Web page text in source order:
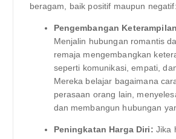
beragam, baik positif maupun negatif:
Pengembangan
Menjalin hubungan romantis
remaja mengembangkan
seperti komunikasi, empati,
Mereka belajar bagaimana
perasaan orang lain,
dan membangun hubungan
Peningkatan Harga Diri: Jika